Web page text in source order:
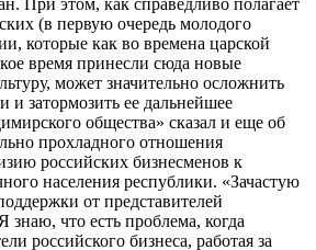
При этом, как справедливо полагает
(в первую очередь молодого
которые как во времена царской
время принесли сюда новые
может значительно осложнить
и затормозить ее дальнейшее
общества» сказал и еще об
прохладного отношения
российских бизнесменов к
населения республики. «Зачастую
от представителей
знаю, что есть проблема, когда
российского бизнеса, работая за